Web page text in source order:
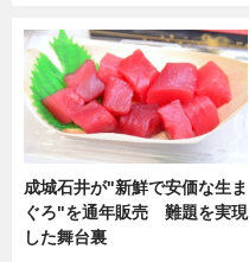
成城石井が"新鮮で安価な生ま
ぐろ"を通年販売 難題を実現
した舞台裏